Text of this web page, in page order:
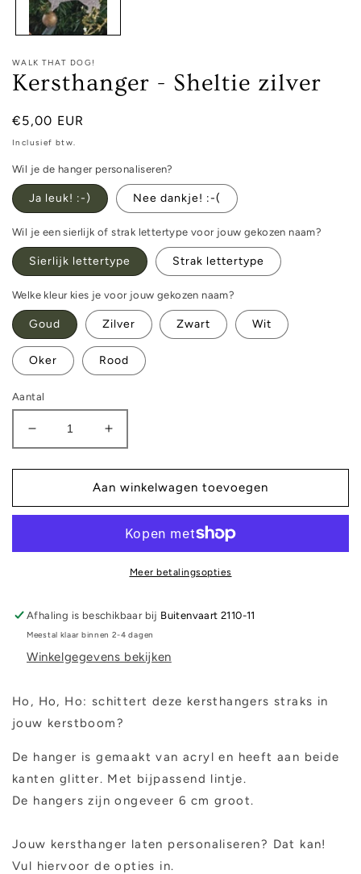
WALK THAT DOG!
Kersthanger - Sheltie zilver
Normale
prijs
€5,00 EUR
Inclusief btw.
Wil je de hanger personaliseren?
Ja leuk! :-) Nee dankje! :-(
Wil je een sierlijk of strak lettertype voor jouw gekozen naam?
Sierlijk lettertype Strak lettertype
Welke kleur kies je voor jouw gekozen naam?
Goud Zilver Zwart Wit
Oker Rood
Aantal
Aantal
verlagen
voor
Kersthanger
-
Sheltie
Aantal
verhogen
voor
Kersthanger
-
Sheltie
zilver
Aan winkelwagen toevoegen
Meer betalingsopties
Afhaling is beschikbaar bij Buitenvaart 2110-11
Meestal klaar binnen 2-4 dagen
Winkelgegevens bekijken
Ho, Ho, Ho: schittert deze kersthangers straks in
jouw kerstboom?
De hanger is gemaakt van acryl en heeft aan beide
kanten glitter. Met bijpassend lintje.
De hangers zijn ongeveer 6 cm groot.
Jouw kersthanger laten personaliseren? Dat kan!
Vul hiervoor de opties in.